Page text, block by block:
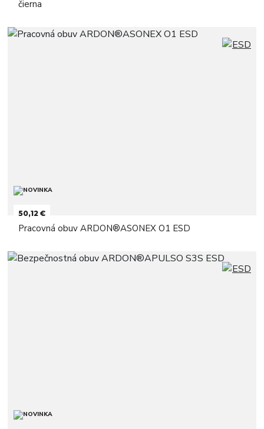
čierna
50,12 €
Pracovná obuv ARDON®ASONEX O1 ESD